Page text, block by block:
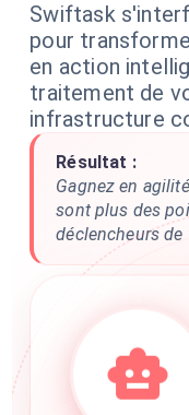
Swiftask
pour
en action
traitement de
infrastructure
Résultat :
Gagnez en
sont plus des
déclencheurs de